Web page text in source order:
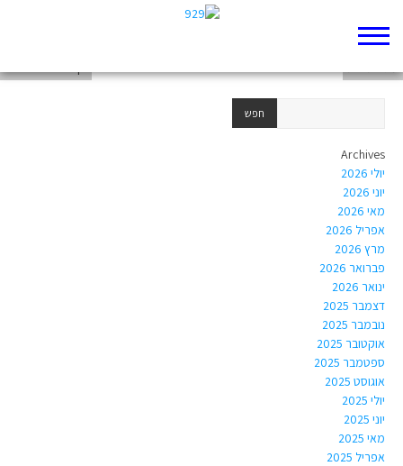
Archives
יולי 2026
יוני 2026
מאי 2026
אפריל 2026
מרץ 2026
פברואר 2026
ינואר 2026
דצמבר 2025
נובמבר 2025
אוקטובר 2025
ספטמבר 2025
אוגוסט 2025
יולי 2025
יוני 2025
מאי 2025
אפריל 2025